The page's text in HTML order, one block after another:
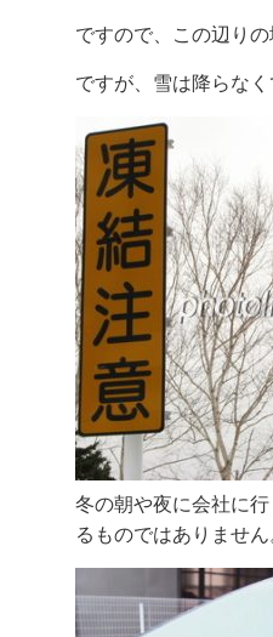
ですので、この辺り
ですが、雪は降らな
冬の朝や夜に会社に
るものではありませ